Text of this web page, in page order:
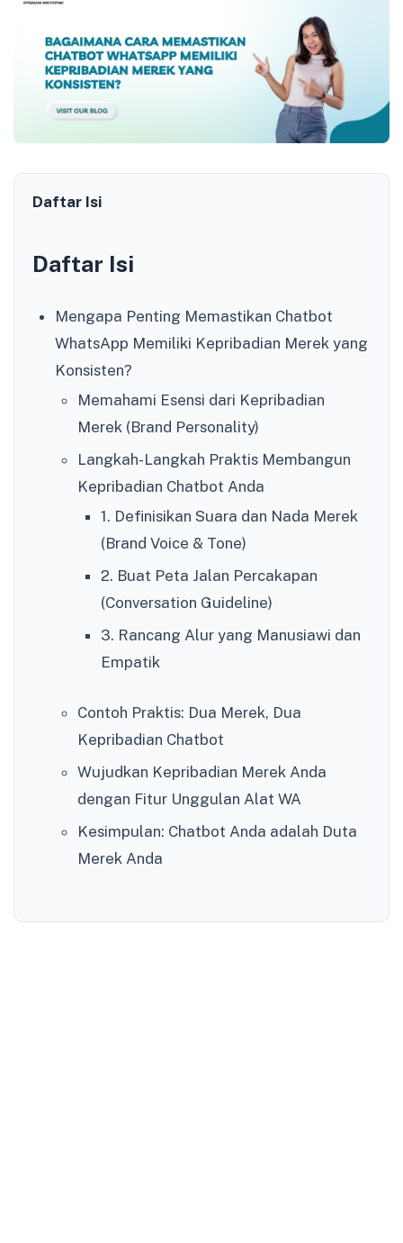
Daftar Isi
Daftar Isi
Mengapa Penting Memastikan Chatbot
WhatsApp Memiliki Kepribadian Merek yang
Konsisten?
Memahami Esensi dari Kepribadian
Merek (Brand Personality)
Langkah-Langkah Praktis Membangun
Kepribadian Chatbot Anda
1. Definisikan Suara dan Nada Merek
(Brand Voice & Tone)
2. Buat Peta Jalan Percakapan
(Conversation Guideline)
3. Rancang Alur yang Manusiawi dan
Empatik
Contoh Praktis: Dua Merek, Dua
Kepribadian Chatbot
Wujudkan Kepribadian Merek Anda
dengan Fitur Unggulan Alat WA
Kesimpulan: Chatbot Anda adalah Duta
Merek Anda